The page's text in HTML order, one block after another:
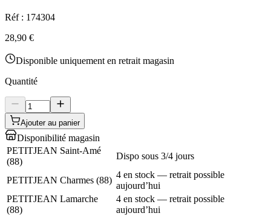
Réf : 174304
28,90 €
Disponible uniquement en retrait magasin
Quantité
Ajouter au panier
Disponibilité magasin
PETITJEAN Saint-Amé
(88)
Dispo sous 3/4 jours
PETITJEAN Charmes (88)
4 en stock — retrait possible
aujourd’hui
PETITJEAN Lamarche
(88)
4 en stock — retrait possible
aujourd’hui